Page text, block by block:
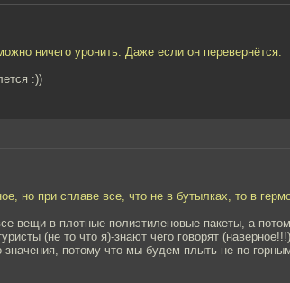
ничего уронить. Даже если он перевернётся.
:))
но при сплаве все, что не в бутылках, то в
вещи в плотные полиэтиленовые пакеты, а
(не то что я)-знают чего говорят (наверное!!!)
потому что мы будем плыть не по